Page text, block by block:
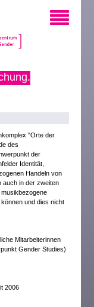
"Orte der
des
der
Identität,
Handeln von
auch in der zweiten
und dies nicht
Mitarbeiterinnen
Gender Studies)
2006